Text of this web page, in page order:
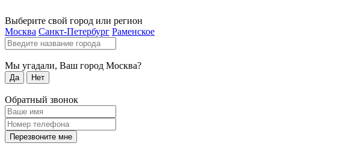
Выберите свой город или регион
Москва Санкт-Петербург Раменское
Мы угадали, Ваш город Москва?
Да Нет
Обратный звонок
Перезвоните мне